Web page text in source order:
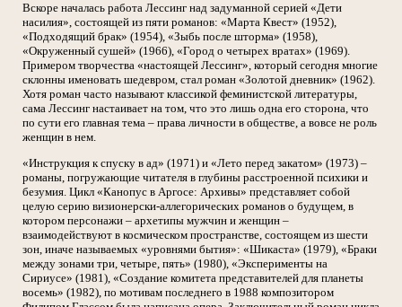
Вскоре началась работа Лессинг над задуманной серией «Дети
насилия», состоящей из пяти романов: «Марта Квест» (1952),
«Подходящий брак» (1954), «Зыбь после шторма» (1958),
«Окруженный сушей» (1966), «Город о четырех вратах» (1969).
Примером творчества «настоящей Лессинг», который сегодня многие
склонны именовать шедевром, стал роман «Золотой дневник» (1962).
Хотя роман часто называют классикой феминистской литературы,
сама Лессинг настаивает на том, что это лишь одна его сторона, что
по сути его главная тема – права личности в обществе, а вовсе не роль
женщин в нем.
«Инструкция к спуску в ад» (1971) и «Лето перед закатом» (1973) –
романы, погружающие читателя в глубины расстроенной психики и
безумия. Цикл «Канопус в Аргосе: Архивы» представляет собой
целую серию визионерски-аллегорических романов о будущем, в
котором персонажи – архетипы мужчин и женщин –
взаимодействуют в космическом пространстве, состоящем из шести
зон, иначе называемых «уровнями бытия»: «Шикаста» (1979), «Браки
между зонами три, четыре, пять» (1980), «Эксперименты на
Сириусе» (1981), «Создание комитета представителей для планеты
восемь» (1982), по мотивам последнего в 1988 композитором